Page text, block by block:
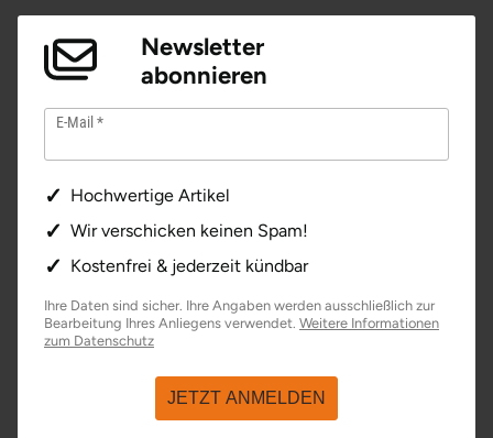
Newsletter
abonnieren
E-Mail
Hochwertige Artikel
Wir verschicken keinen Spam!
Kostenfrei & jederzeit kündbar
Ihre Daten sind sicher. Ihre Angaben werden ausschließlich zur
Bearbeitung Ihres Anliegens verwendet. Weitere Informationen
zum Datenschutzöffnet in neuem Fenster
JETZT ANMELDEN